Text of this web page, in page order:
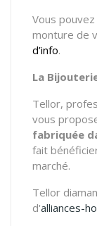
Vous
monture de
d’info.
La
Tellor,
vous
fabriquée
fait
marché.
Tellor
d'alliances-